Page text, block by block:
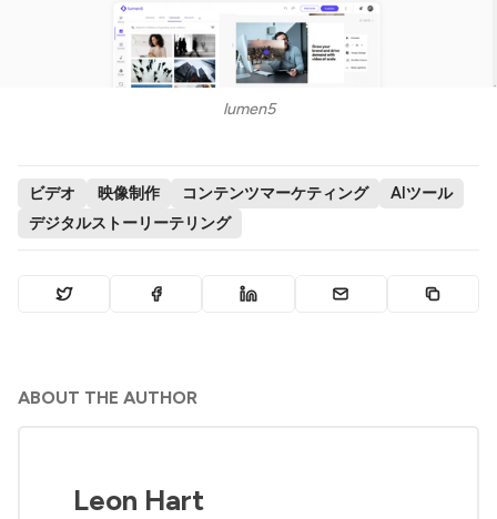
lumen5
ビデオ 映像制作 コンテンツマーケティング
AIツール
デジタルストーリーテリング
ABOUT THE AUTHOR
Leon Hart